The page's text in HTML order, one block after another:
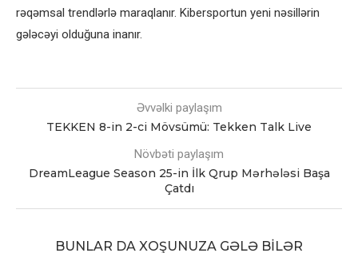
rəqəmsal trendlərlə maraqlanır. Kibersportun yeni nəsillərin
gələcəyi olduğuna inanır.
Əvvəlki paylaşım
TEKKEN 8-in 2-ci Mövsümü: Tekken Talk Live
Növbəti paylaşım
DreamLeague Season 25-in İlk Qrup Mərhələsi Başa
Çatdı
BUNLAR DA XOŞUNUZA GƏLƏ BILƏR